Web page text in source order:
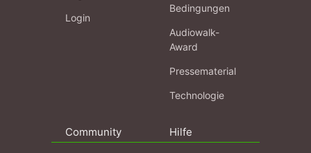
Login
Bedingungen
Audiowalk-
Award
Pressematerial
Technologie
Community Hilfe